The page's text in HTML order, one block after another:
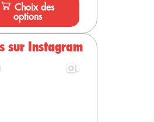
Choix des
options
sur Instagram